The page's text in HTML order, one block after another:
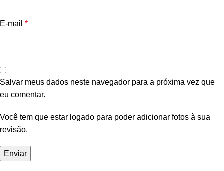
E-mail *
Salvar meus dados neste navegador para a próxima vez que
eu comentar.
Você tem que estar logado para poder adicionar fotos à sua
revisão.